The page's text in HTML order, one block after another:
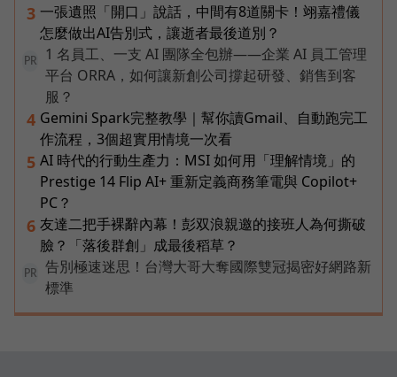
3 一張遺照「開口」說話，中間有8道關卡！翊嘉禮儀
怎麼做出AI告別式，讓逝者最後道別？
PR
1 名員工、一支 AI 團隊全包辦——企業 AI 員工管理
平台 ORRA，如何讓新創公司撐起研發、銷售到客
服？
4 Gemini Spark完整教學｜幫你讀Gmail、自動跑完工
作流程，3個超實用情境一次看
5 AI 時代的行動生產力：MSI 如何用「理解情境」的
Prestige 14 Flip AI+ 重新定義商務筆電與 Copilot+
PC？
6 友達二把手裸辭內幕！彭双浪親邀的接班人為何撕破
臉？「落後群創」成最後稻草？
PR
告別極速迷思！台灣大哥大奪國際雙冠揭密好網路新
標準